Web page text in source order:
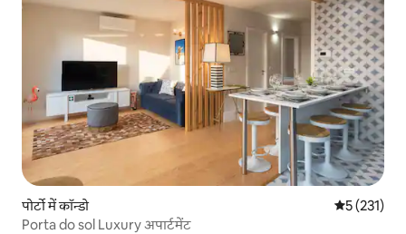
पोर्टो में कॉन्डो औसत रेटिंग 5
5 (231)
Porta do sol Luxury अपार्टमेंट